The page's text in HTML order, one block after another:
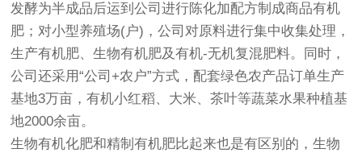
发酵为半成品后运到公司进行陈化加配方制成商品有机
肥；对小型养殖场(户)，公司对原料进行集中收集处理，
生产有机肥、生物有机肥及有机-无机复混肥料。同时，
公司还采用“公司+农户”方式，配套绿色农产品订单生产
基地3万亩，有机小红稻、大米、茶叶等蔬菜水果种植基
地2000余亩。
生物有机化肥和精制有机肥比起来也是有区别的，生物